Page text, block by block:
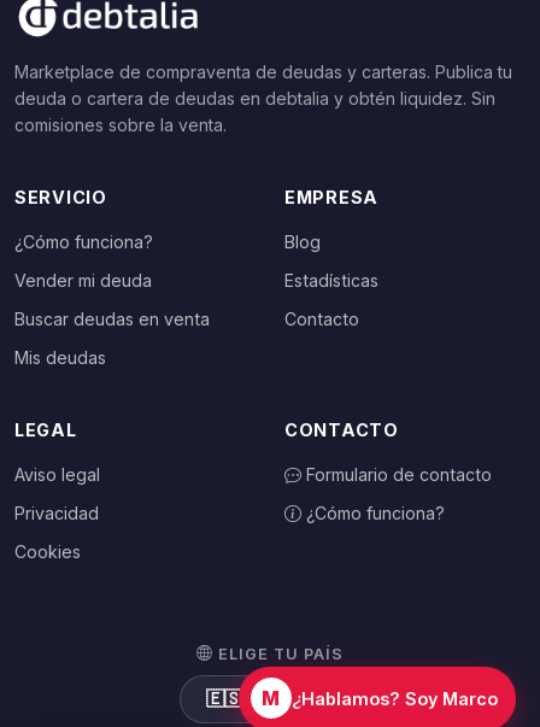
Marketplace de compraventa de deudas y carteras. Publica tu
deuda o cartera de deudas en debtalia y obtén liquidez. Sin
comisiones sobre la venta.
SERVICIO
¿Cómo funciona?
Vender mi deuda
Buscar deudas en venta
Mis deudas
EMPRESA
Blog
Estadísticas
Contacto
LEGAL
Aviso legal
Privacidad
Cookies
CONTACTO
Formulario de contacto
¿Cómo funciona?
ELIGE TU PAÍS
🇪🇸 España
M ¿Hablamos? Soy Marco